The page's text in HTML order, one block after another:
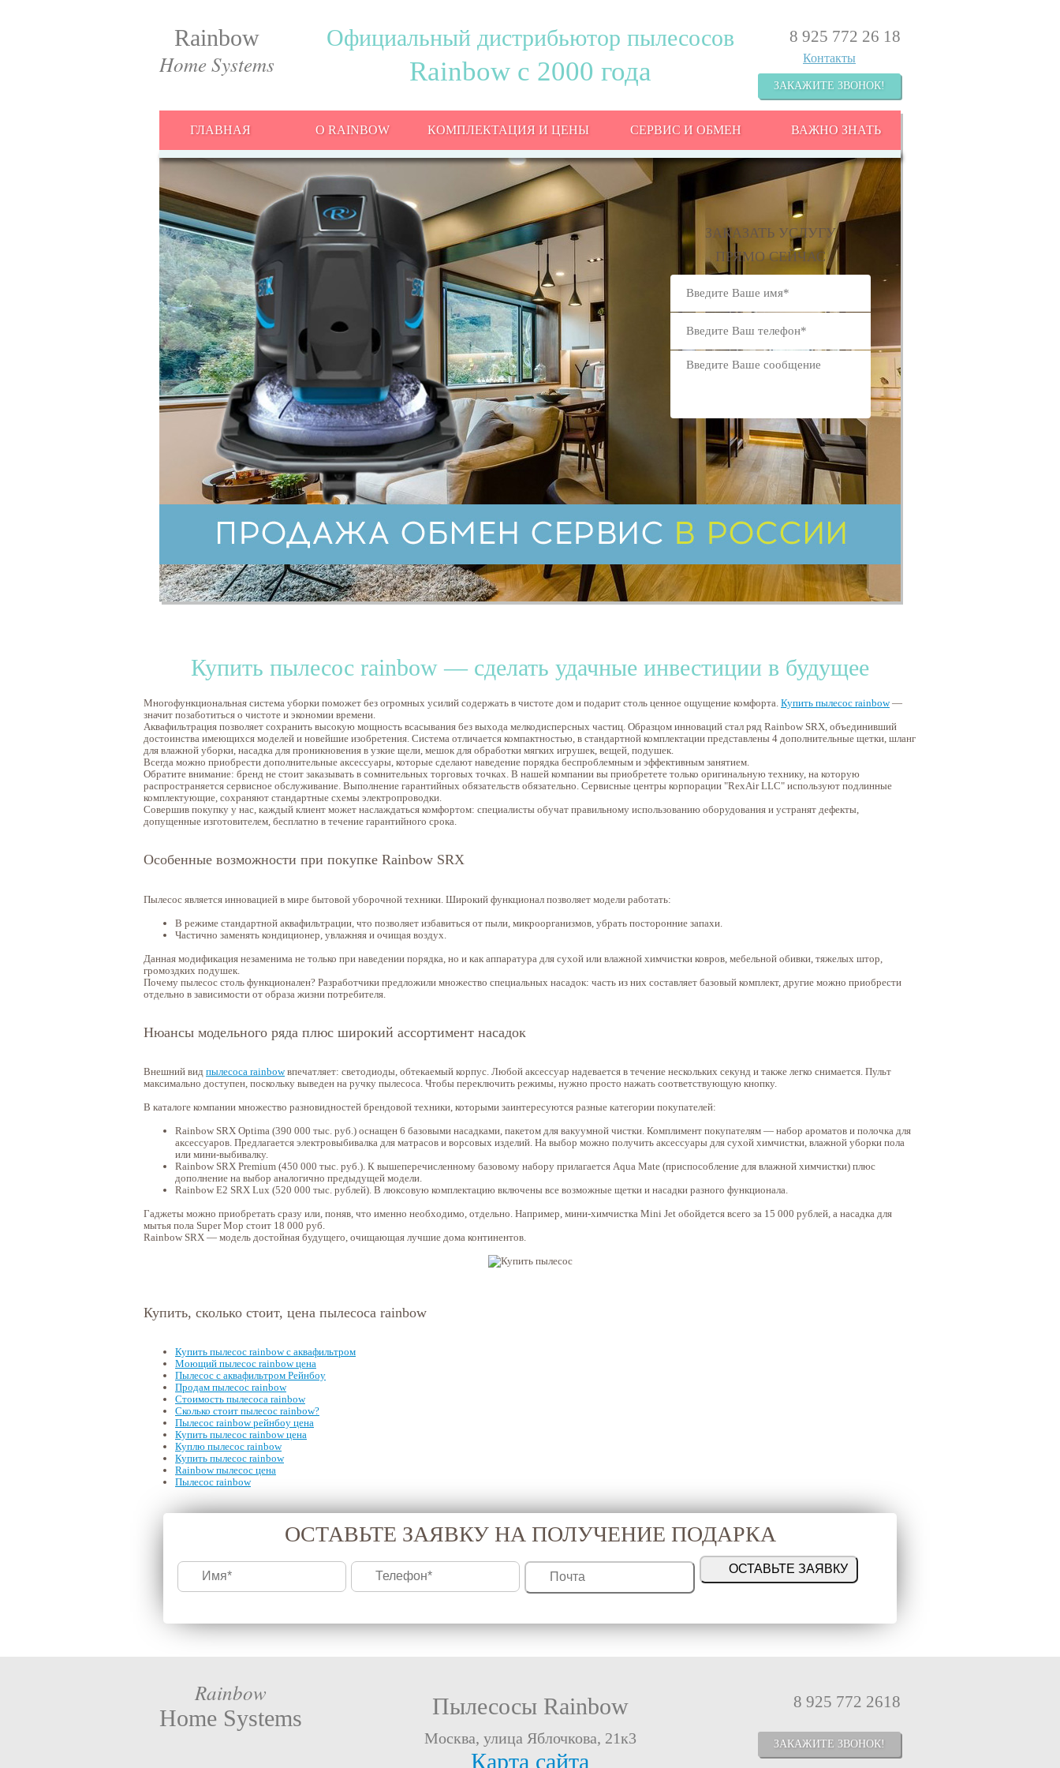
Официальный дистрибьютор пылесосов
Rainbow с 2000 года
Rainbow
Home Systems
8 925 772 26 18
Контакты
ЗАКАЖИТЕ ЗВОНОК!
ГЛАВНАЯ О RAINBOW КОМПЛЕКТАЦИЯ И ЦЕНЫ СЕРВИС И ОБМЕН ВАЖНО ЗНАТЬ
ЗАКАЗАТЬ УСЛУГУ
ПРЯМО СЕЙЧАС
Купить пылесос rainbow — сделать удачные инвестиции в будущее
Многофункциональная система уборки поможет без огромных усилий содержать в чистоте дом и подарит столь ценное ощущение комфорта. Купить пылесос rainbow—
значит позаботиться о чистоте и экономии времени.
Аквафильтрация позволяет сохранить высокую мощность всасывания без выхода мелкодисперсных частиц. Образцом инноваций стал ряд Rainbow SRX, объединивший
достоинства имеющихся моделей и новейшие изобретения. Система отличается компактностью, в стандартной комплектации представлены 4 дополнительные щетки, шланг
для влажной уборки, насадка для проникновения в узкие щели, мешок для обработки мягких игрушек, вещей, подушек.
Всегда можно приобрести дополнительные аксессуары, которые сделают наведение порядка беспроблемным и эффективным занятием.
Обратите внимание: бренд не стоит заказывать в сомнительных торговых точках. В нашей компании вы приобретете только оригинальную технику, на которую
распространяется сервисное обслуживание. Выполнение гарантийных обязательств обязательно. Сервисные центры корпорации "RexAir LLC" используют подлинные
комплектующие, сохраняют стандартные схемы электропроводки.
Совершив покупку у нас, каждый клиент может наслаждаться комфортом: специалисты обучат правильному использованию оборудования и устранят дефекты,
допущенные изготовителем, бесплатно в течение гарантийного срока.
Особенные возможности при покупке Rainbow SRX
Пылесос является инновацией в мире бытовой уборочной техники. Широкий функционал позволяет модели работать:
В режиме стандартной аквафильтрации, что позволяет избавиться от пыли, микроорганизмов, убрать посторонние запахи.
Частично заменять кондиционер, увлажняя и очищая воздух.
Данная модификация незаменима не только при наведении порядка, но и как аппаратура для сухой или влажной химчистки ковров, мебельной обивки, тяжелых штор,
громоздких подушек.
Почему пылесос столь функционален? Разработчики предложили множество специальных насадок: часть из них составляет базовый комплект, другие можно приобрести
отдельно в зависимости от образа жизни потребителя.
Нюансы модельного ряда плюс широкий ассортимент насадок
Внешний вид пылесоса rainbowвпечатляет: светодиоды, обтекаемый корпус. Любой аксессуар надевается в течение нескольких секунд и также легко снимается. Пульт
максимально доступен, поскольку выведен на ручку пылесоса. Чтобы переключить режимы, нужно просто нажать соответствующую кнопку.
В каталоге компании множество разновидностей брендовой техники, которыми заинтересуются разные категории покупателей:
Rainbow SRX Optima (390 000 тыс. руб.) оснащен 6 базовыми насадками, пакетом для вакуумной чистки. Комплимент покупателям — набор ароматов и полочка для
аксессуаров. Предлагается электровыбивалка для матрасов и ворсовых изделий. На выбор можно получить аксессуары для сухой химчистки, влажной уборки пола
или мини-выбивалку.
Rainbow SRX Premium (450 000 тыс. руб.). К вышеперечисленному базовому набору прилагается Aqua Mate (приспособление для влажной химчистки) плюс
дополнение на выбор аналогично предыдущей модели.
Rainbow E2 SRX Lux (520 000 тыс. рублей). В люксовую комплектацию включены все возможные щетки и насадки разного функционала.
Гаджеты можно приобретать сразу или, поняв, что именно необходимо, отдельно. Например, мини-химчистка Mini Jet обойдется всего за 15 000 рублей, а насадка для
мытья пола Super Mop стоит 18 000 руб.
Rainbow SRX — модель достойная будущего, очищающая лучшие дома континентов.
Купить, сколько стоит, цена пылесоса rainbow
Купить пылесос rainbow с аквафильтром
Моющий пылесос rainbow цена
Пылесос с аквафильтром Рейнбоу
Продам пылесос rainbow
Стоимость пылесоса rainbow
Сколько стоит пылесос rainbow?
Пылесос rainbow рейнбоу цена
Купить пылесос rainbow цена
Куплю пылесос rainbow
Купить пылесос rainbow
Rainbow пылесос цена
Пылесос rainbow
ОСТАВЬТЕ ЗАЯВКУ НА ПОЛУЧЕНИЕ ПОДАРКА
Пылесосы Rainbow
Москва, улица Яблочкова, 21к3
Карта сайта
Rainbow
Home Systems
8 925 772 2618
ЗАКАЖИТЕ ЗВОНОК!